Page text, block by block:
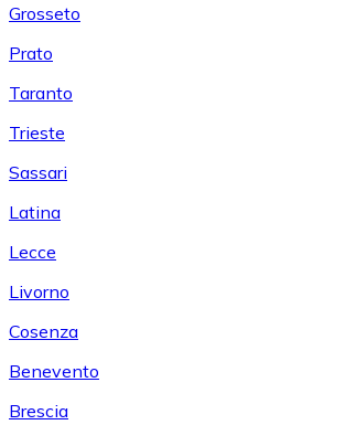
Grosseto
Prato
Taranto
Trieste
Sassari
Latina
Lecce
Livorno
Cosenza
Benevento
Brescia